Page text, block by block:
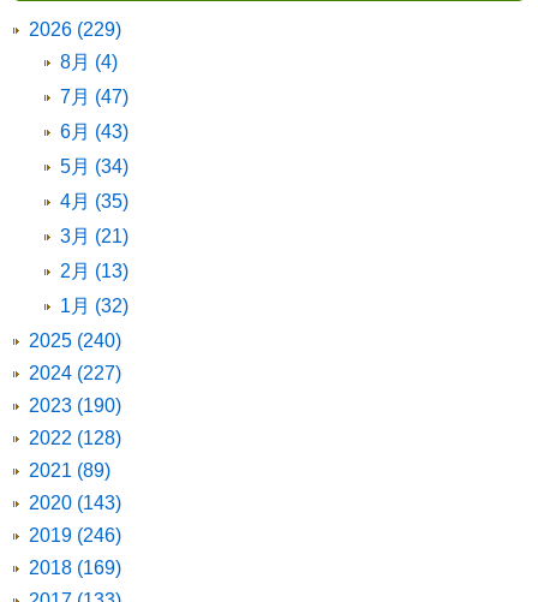
2026 (229)
8月 (4)
7月 (47)
6月 (43)
5月 (34)
4月 (35)
3月 (21)
2月 (13)
1月 (32)
2025 (240)
2024 (227)
2023 (190)
2022 (128)
2021 (89)
2020 (143)
2019 (246)
2018 (169)